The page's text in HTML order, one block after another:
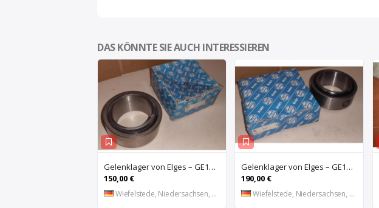
DAS KÖNNTE SIE AUCH INTERESSIEREN
Gelenklager von Elges – GE120UK-2RS
150,00 €
Wiefelstede, Niedersachsen, DE
Gelenklager von Elges – GE140UK-2RS
190,00 €
Wiefelstede, Niedersachsen, DE